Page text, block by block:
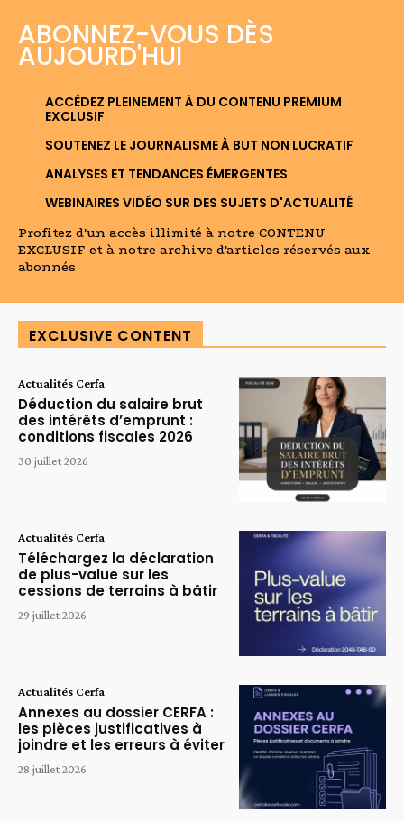
ABONNEZ-VOUS DÈS
AUJOURD'HUI
ACCÉDEZ PLEINEMENT À DU CONTENU PREMIUM
EXCLUSIF
SOUTENEZ LE JOURNALISME À BUT NON LUCRATIF
ANALYSES ET TENDANCES ÉMERGENTES
WEBINAIRES VIDÉO SUR DES SUJETS D'ACTUALITÉ
Profitez d'un accès illimité à notre CONTENU
EXCLUSIF et à notre archive d'articles réservés aux
abonnés
EXCLUSIVE CONTENT
Actualités Cerfa
Déduction du salaire brut
des intérêts d’emprunt :
conditions fiscales 2026
30 juillet 2026
Actualités Cerfa
Téléchargez la déclaration
de plus-value sur les
cessions de terrains à bâtir
29 juillet 2026
Actualités Cerfa
Annexes au dossier CERFA :
les pièces justificatives à
joindre et les erreurs à éviter
28 juillet 2026